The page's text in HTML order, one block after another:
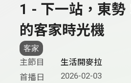
1 - 下一站，東勢
的客家時光機
客家
主節目
生活開麥拉
首播日
2026-02-03